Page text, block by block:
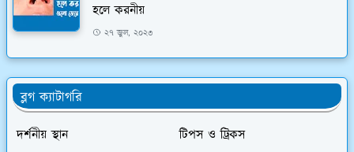
হলে করনীয়
২৭ জুল, ২০২৩
ব্লগ ক্যাটাগরি
দর্শনীয় স্থান
টিপস ও ট্রিকস